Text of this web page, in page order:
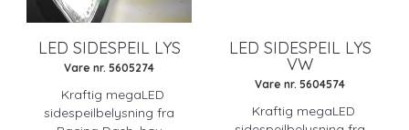
LED SIDESPEIL LYS
Vare nr. 5605274
Kraftig megaLED
sidespeilbelysning fra
LED SIDESPEIL LYS
VW
Vare nr. 5604574
Kraftig megaLED